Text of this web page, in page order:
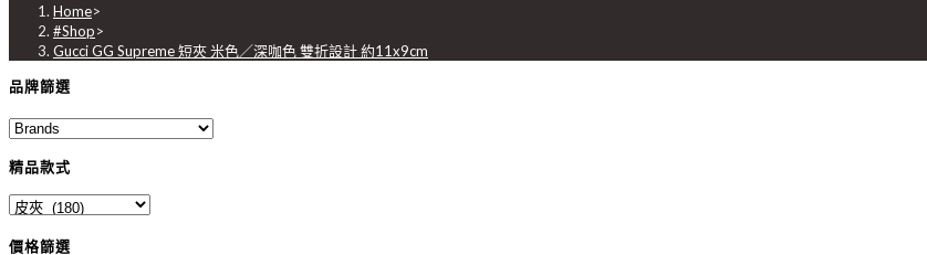
／
咖
色
雙
折
設
Home>
#Shop>
Gucci GG Supreme 短夾 米色／深咖色 雙折設計 約11x9cm
品牌篩選
精品款式
價格篩選